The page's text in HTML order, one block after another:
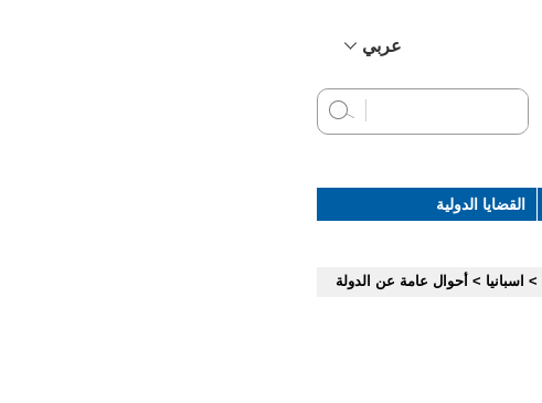
عربي
English
القضايا الدولية
> اسبانيا > أحوال عامة عن الدولة